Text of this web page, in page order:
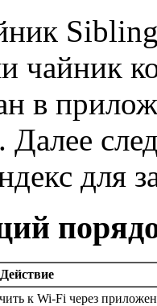
чайник
в
Далее
для
Действие
к Wi-Fi через